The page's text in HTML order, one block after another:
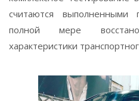
считаются выполненными
полной мере
характеристики